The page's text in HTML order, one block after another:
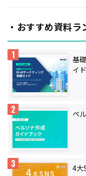
・おすすめ資料ラ
基
イ
ペ
4大